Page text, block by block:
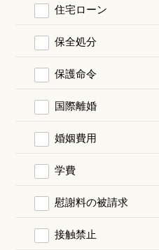
住宅ローン
保全処分
保護命令
国際離婚
婚姻費用
学費
慰謝料の被請求
接触禁止